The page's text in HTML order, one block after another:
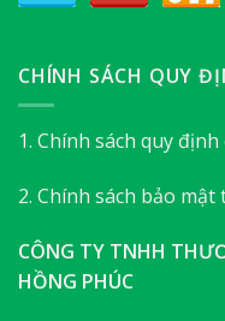
CHÍNH SÁCH QUY
1. Chính sách quy
2. Chính sách bảo
CÔNG TY TNHH
HỒNG PHÚC